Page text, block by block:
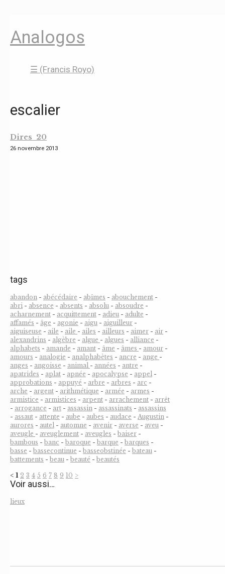
Analogos
☰ (Francis Royo)
escalier
Dires 20
26 novembre 2013
tags
abandon - abécédaire - abîmes - abouchement -
abri - absence - absents - absolu - absoudre -
acharnement - acquittement - adieu - adulte -
affamés - âge - agonie - aigu - aiguilleur -
aiguiseuse - aile - aile - ailes - ailleurs - aimer - air -
alexandrins - algèbre - algue - algues - alliance -
alphabets - amande - amant - âme - âmes - amour -
amours - analogie - analphabètes - ancre - ange -
anges - angoisse - animal - années - antre -
apatrides - aplat - apnée - apocalypse - appel -
approbations - appuyé - arbre - arbres - arc -
arche - argent - arithmétique - armée - armes -
armistice - armistices - arpent - arrachement - arrêt
- arrogance - art - assassin - assassinats - assassins
- assaut - attente - aube - aubes - audace - Augustin -
aurores - autel - automne - avenir - averse - aveu -
aveugle - aveuglement - aveugles - baiser -
bambous - banc - baroque - barque - barques -
basse - bassecontinue - basseobstinée - bateau -
battements - beau - beauté - beautés
< 1 2 3 4 5 6 7 8 9 10 >
Voir aussi…
lieux